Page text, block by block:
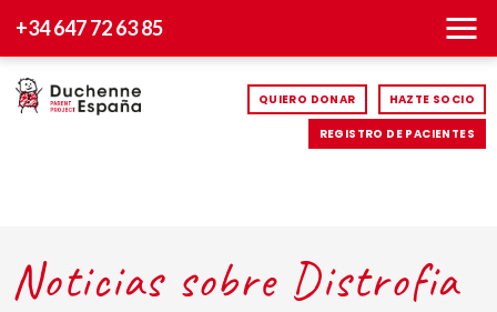
+34 647 72 63 85
QUIERO DONAR HAZTE SOCIO
REGISTRO DE PACIENTES
Noticias sobre Distrofia